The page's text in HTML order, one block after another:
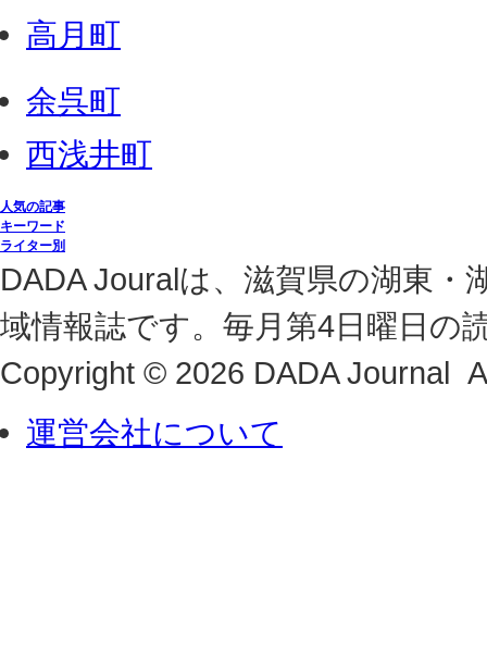
高月町
余呉町
西浅井町
人気の記事
キーワード
ライター別
DADA Jouralは、滋賀県の湖東
域情報誌です。毎月第4日曜日の
Copyright © 2026 DADA Journal
運営会社について